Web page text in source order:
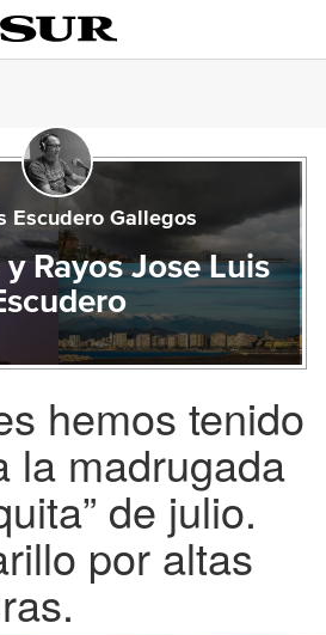
Escudero Gallegos
Rayos Jose Luis
hemos tenido
la madrugada
de julio.
por altas